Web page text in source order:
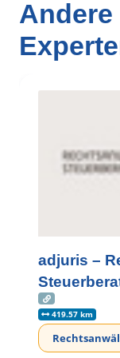
Andere
adjuris –
419.57 km